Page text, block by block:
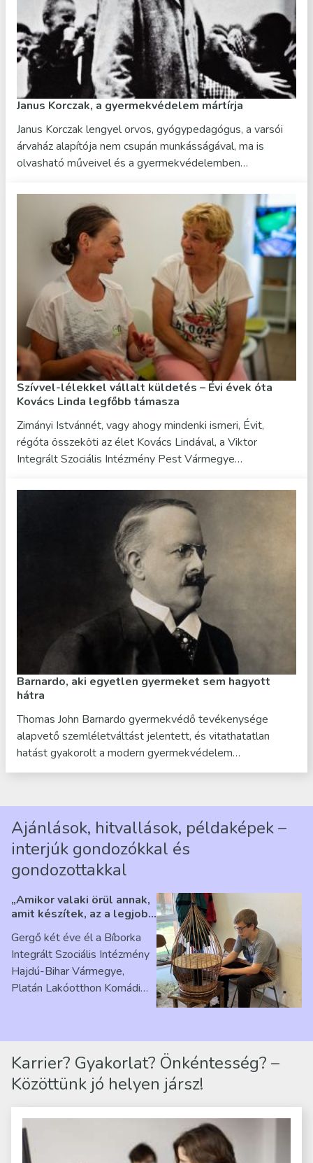
Janus Korczak, a gyermekvédelem mártírja
Janus Korczak lengyel orvos, gyógypedagógus, a varsói
árvaház alapítója nem csupán munkásságával, ma is
olvasható műveivel és a gyermekvédelemben…
Szívvel-lélekkel vállalt küldetés – Évi évek óta
Kovács Linda legfőbb támasza
Zimányi Istvánnét, vagy ahogy mindenki ismeri, Évit,
régóta összeköti az élet Kovács Lindával, a Viktor
Integrált Szociális Intézmény Pest Vármegye…
Barnardo, aki egyetlen gyermeket sem hagyott
hátra
Thomas John Barnardo gyermekvédő tevékenysége
alapvető szemléletváltást jelentett, és vitathatatlan
hatást gyakorolt a modern gyermekvédelem…
Ajánlások, hitvallások, példaképek –
interjúk gondozókkal és
gondozottakkal
„Amikor valaki örül annak,
amit készítek, az a legjobb
Ribárszky Gergő ellátottal
Gergő két éve él a Bíborka
Integrált Szociális Intézmény
Hajdú-Bihar Vármegye,
Platán Lakóotthon Komádi
Karrier? Gyakorlat? Önkéntesség? –
Közöttünk jó helyen jársz!